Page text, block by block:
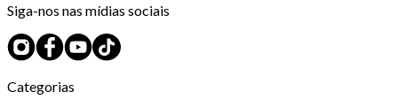
Siga-nos nas mídias sociais
Categorias